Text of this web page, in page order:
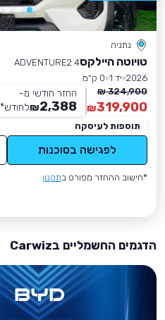
נתניה
טויוטה היילקסADVENTURE2.4
2026 יד 1
0 ק״מ
324,900 ₪
319,900
₪
החזר חודשי מ-
2,388
₪לחודש*
תוספות לעיסקה
לפגישה בסוכנות
*חישוב ההחזר מפורט בתקנון
הדגמים החשמליים בCarwiz